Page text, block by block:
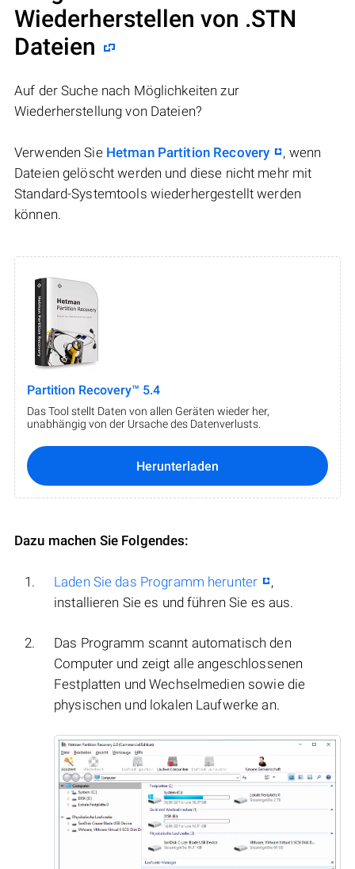
Wiederherstellen von .STN
Dateien
Auf der Suche nach Möglichkeiten zur
Wiederherstellung von Dateien?
Verwenden Sie Hetman Partition Recovery
, wenn
Dateien gelöscht werden und diese nicht mehr mit
Standard-Systemtools wiederhergestellt werden
können.
Partition Recovery™ 5.4
Das Tool stellt Daten von allen Geräten wieder her,
unabhängig von der Ursache des Datenverlusts.
Herunterladen
Dazu machen Sie Folgendes:
Laden Sie das Programm herunter
,
installieren Sie es und führen Sie es aus.
Das Programm scannt automatisch den
Computer und zeigt alle angeschlossenen
Festplatten und Wechselmedien sowie die
physischen und lokalen Laufwerke an.